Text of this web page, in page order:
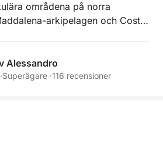
områdena på norra
arkipelagen och Costa
för dig som vill uppleva
unika naturlandskap.
hav. Här är några av
Alessandro
·Superägare ·116 recensioner